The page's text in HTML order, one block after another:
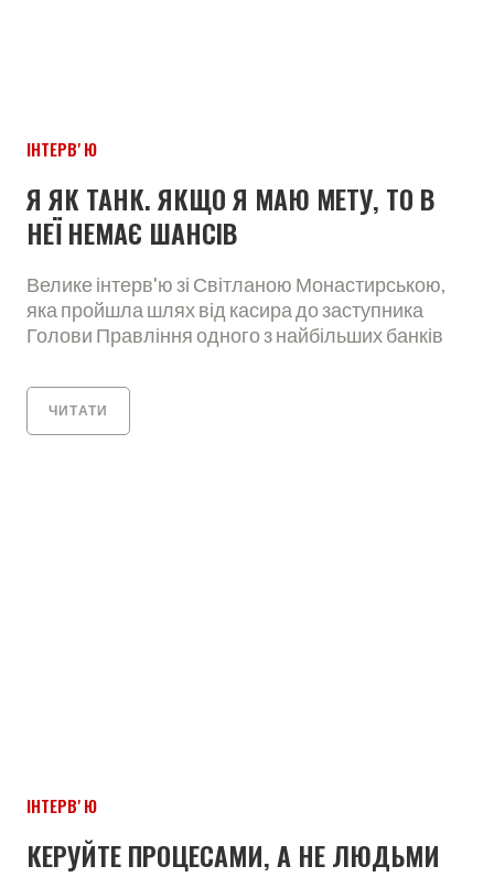
ІНТЕРВʼЮ
Я ЯК ТАНК. ЯКЩО Я МАЮ МЕТУ, ТО В
НЕЇ НЕМАЄ ШАНСІВ
Велике інтерв'ю зі Світланою Монастирською,
яка пройшла шлях від касира до заступника
Голови Правління одного з найбільших банків
ЧИТАТИ
ІНТЕРВʼЮ
КЕРУЙТЕ ПРОЦЕСАМИ, А НЕ ЛЮДЬМИ